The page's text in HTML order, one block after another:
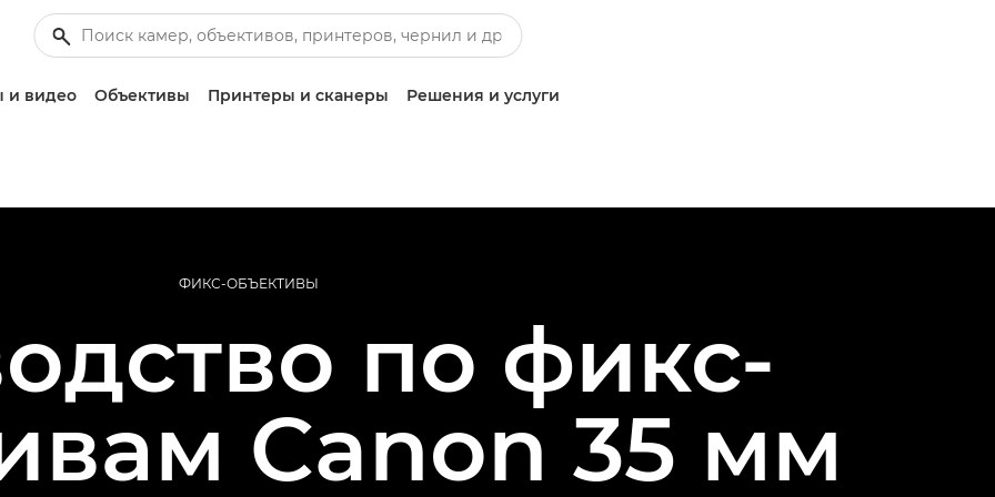
и видео Объективы Принтеры и сканеры Решения и услуги
ФИКС-ОБЪЕКТИВЫ
по фикс-
Canon 35 мм